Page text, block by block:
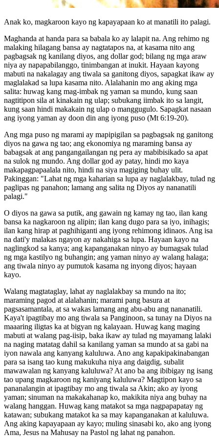
Anak ko, magkaroon kayo ng kapayapaan ko at manatili ito palagi.
Maghanda at handa para sa babala ko ay lalapit na. Ang rehimo ng
malaking hilagang bansa ay nagtatapos na, at kasama nito ang
pagbagsak ng kanilang diyos, ang dollar god; bilang ng mga araw
niya ay napapabilanggo, tinimbangan at inukit. Hayaan kayong
mabuti na nakalagay ang tiwala sa ganitong diyos, sapagkat ikaw ay
maglalakad sa lupa kasama nito. Alalahanin mo ang aking mga
salita: huwag kang mag-imbak ng yaman sa mundo, kung saan
nagtitipon sila at kinakain ng ulap; subukang iimbak ito sa langit,
kung saan hindi makakain ng ulap o manggugulo. Sapagkat nasaan
ang iyong yaman ay doon din ang iyong puso (Mt 6:19-20).
Ang mga puso ng marami ay mapipigilan sa pagbagsak ng ganitong
diyos na gawa ng tao; ang ekonomiya ng maraming bansa ay
babagsak at ang pangangailangan ng pera ay mabibisikado sa apat
na sulok ng mundo. Ang dollar god ay patay, hindi mo kaya
makapagpapaalala nito, hindi na siya magiging buhay ulit.
Pakinggan: "Lahat ng mga kaharian sa lupa ay naglalakbay, tulad ng
paglipas ng panahon; lamang ang salita ng Diyos ay nananatili
palagi."
O diyos na gawa sa putik, ang gawain ng kamay ng tao, ilan kang
bansa ka nagkaroon ng alipin; ilan kang dugo para sa iyo, inihagis;
ilan kang hirap at paghihiganti ang iyong rehimong idinaos. Ang isa
na dati'y malakas ngayon ay nakahiga sa lupa. Hayaan kayo na
naglingkod sa kanya; ang kapanganakan ninyo ay bumagsak tulad
ng mga kastilyo ng buhangin; ang yaman ninyo ay walang halaga;
ang tiwala ninyo ay pumutok kasama ng inyong diyos; hayaan
kayo.
Walang magtataglay, lahat ay naglalakbay sa mundo na ito;
maraming pagod at alalahanin; marami pang basura at
pagsasamantala, at sa wakas lamang ang abu-abu ang nananatili.
Kaya't ipagtibay mo ang tiwala sa Panginoon, sa tunay na Diyos na
maaaring iligtas ka at bigyan ng kalayaan. Huwag kang maging
mabuti at walang pag-iisip, baka ikaw ay tulad ng mayamang lalaki
na naging matatag dahil sa kanilang yaman sa mundo at sa gabi na
iyon nawala ang kanyang kaluluwa. Ano ang kapakipakinabangan
para sa isang tao kung makukuha niya ang daigdig, subalit
mawawalan ng kanyang kaluluwa? At ano ba ang ibibigay ng isang
tao upang magkaroon ng kaniyang kaluluwa? Magtipon kayo sa
pananalangin at ipagtibay mo ang tiwala sa Akin; ako ay iyong
yaman; sinuman na makakahanap ko, makikita niya ang buhay na
walang hanggan. Huwag kang matakot sa mga nagpapapatay ng
katawan; subukang matakot ka sa may kapanganakan at kaluluwa.
Ang aking kapayapaan ay kayo; muling sinasabi ko, ako ang iyong
Ama, Jesus na Mahusay na Pastol ng lahat ng panahon.